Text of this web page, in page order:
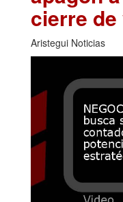
cierre
Aristegui Noticias